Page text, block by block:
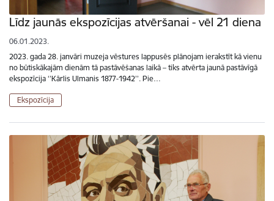
Līdz jaunās ekspozīcijas atvēršanai - vēl 21 diena
06.01.2023.
2023. gada 28. janvāri muzeja vēstures lappusēs plānojam ierakstīt kā vienu
no būtiskākajām dienām tā pastāvēšanas laikā – tiks atvērta jaunā pastāvīgā
ekspozīcija ‘’Kārlis Ulmanis 1877-1942’’. Pie…
Ekspozīcija